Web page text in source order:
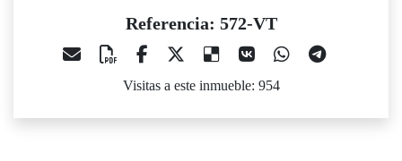
Referencia: 572-VT
Visitas a este inmueble: 954